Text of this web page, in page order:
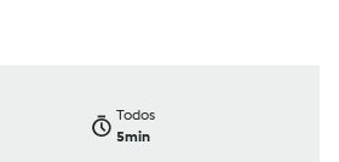
Todos
5min